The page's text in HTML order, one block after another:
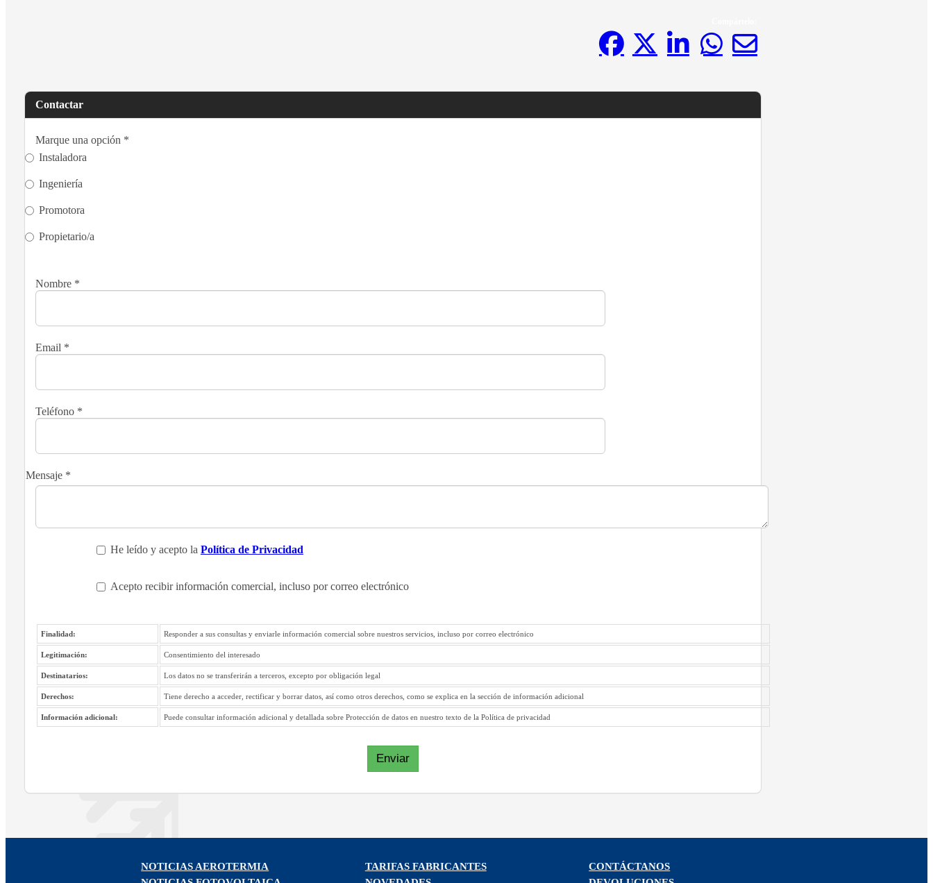
Contactar
Marque una opción *
Instaladora
Ingeniería
Promotora
Propietario/a
Nombre *
Email *
Teléfono *
Mensaje *
He leído y acepto la Política de Privacidad
Acepto recibir información comercial, incluso por correo electrónico
Finalidad: Responder a sus consultas y enviarle información comercial sobre nuestros servicios, incluso por correo electrónico
Legitimación: Consentimiento del interesado
Destinatarios: Los datos no se transferirán a terceros, excepto por obligación legal
Derechos: Tiene derecho a acceder, rectificar y borrar datos, así como otros derechos, como se explica en la sección de información adicional
Información adicional: Puede consultar información adicional y detallada sobre Protección de datos en nuestro texto de la Política de privacidad
Enviar
NOTICIAS AEROTERMIA
TARIFAS FABRICANTES
CONTÁCTANOS